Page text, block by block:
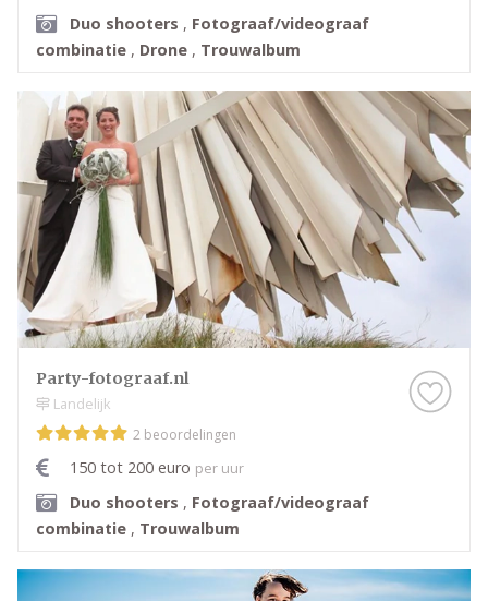
Duo shooters , Fotograaf/videograaf
combinatie , Drone , Trouwalbum
Party-fotograaf.nl
Landelijk
2 beoordelingen
150 tot 200 euro per uur
Duo shooters , Fotograaf/videograaf
combinatie , Trouwalbum